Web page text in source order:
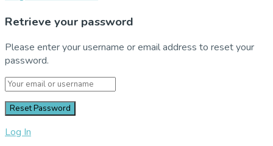
Retrieve your password
Please enter your username or email address to reset your
password.
Log In